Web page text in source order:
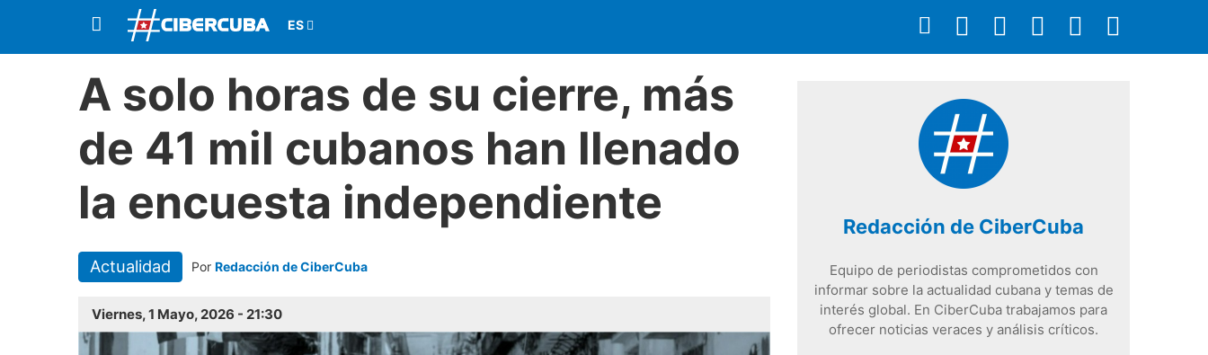
A solo horas de su cierre, más
de 41 mil cubanos han llenado
la encuesta independiente
Actualidad Por Redacción de CiberCuba
Viernes, 1 Mayo, 2026 - 21:30
Redacción de CiberCuba
Equipo de periodistas comprometidos con
informar sobre la actualidad cubana y temas de
interés global. En CiberCuba trabajamos para
ofrecer noticias veraces y análisis críticos.